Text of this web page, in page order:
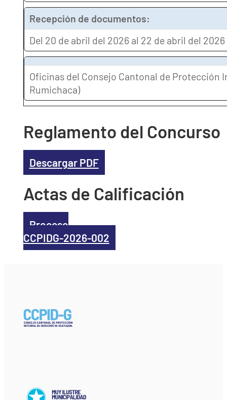
Recepción de documentos:
Del 20 de abril del 2026 al 22 de abril del 2026
Oficinas del Consejo Cantonal de Protección
Rumichaca)
Reglamento del Concurso
Descargar PDF
Actas de Calificación
Proceso
CCPIDG-2026-002